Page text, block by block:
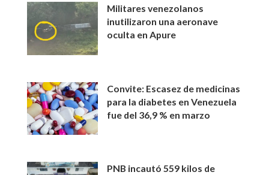
Militares venezolanos
inutilizaron una aeronave
oculta en Apure
Convite: Escasez de medicinas
para la diabetes en Venezuela
fue del 36,9 % en marzo
PNB incautó 559 kilos de